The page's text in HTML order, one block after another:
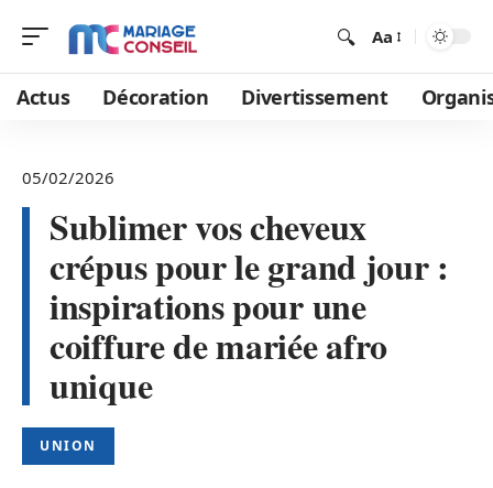
Aa
Actus Décoration Divertissement
05/02/2026
Sublimer vos cheveux
crépus pour le grand jour :
inspirations pour une
coiffure de mariée afro
unique
UNION